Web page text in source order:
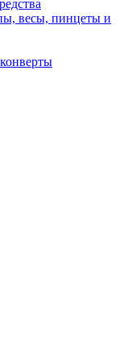
весы, пинцеты и